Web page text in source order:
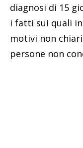
diagnosi di 15
i fatti sui quali
motivi non
persone non